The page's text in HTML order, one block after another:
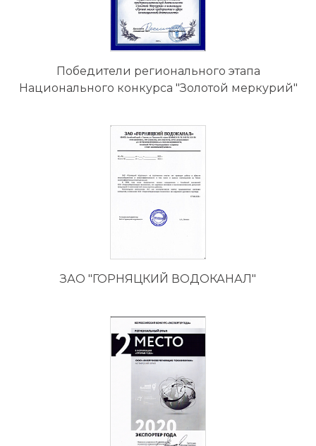
Победители регионального этапа
Национального конкурса "Золотой меркурий"
ЗАО "ГОРНЯЦКИЙ ВОДОКАНАЛ"